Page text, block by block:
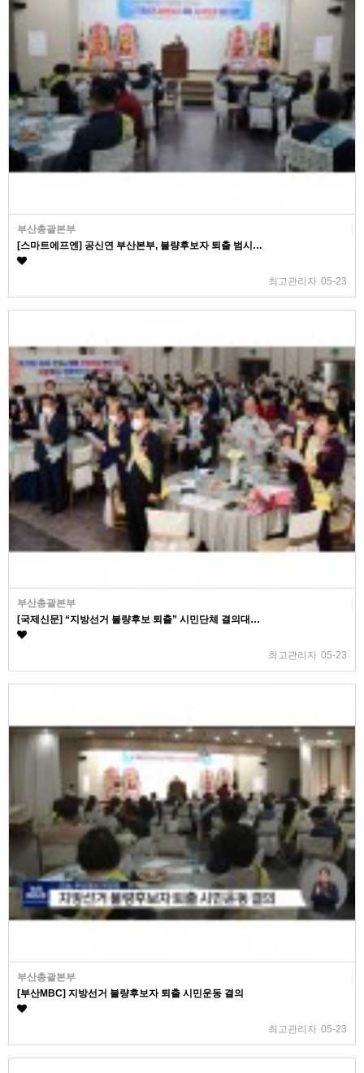
부산총괄본부
[스마트에프엔] 공신연 부산본부, 불량후보자 퇴출 범시…
최고관리자 05-23
부산총괄본부
[국제신문] “지방선거 불량후보 퇴출” 시민단체 결의대…
최고관리자 05-23
부산총괄본부
[부산MBC] 지방선거 불량후보자 퇴출 시민운동 결의
최고관리자 05-23